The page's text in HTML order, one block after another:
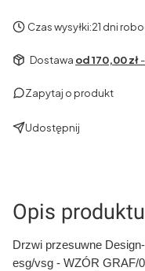
Czas wysyłki:21 dni
Dostawa od 170,00 zł
Zapytaj o produkt
Udostępnij
Opis produktu
Drzwi przesuwne
esg/vsg - WZÓR GRAF/